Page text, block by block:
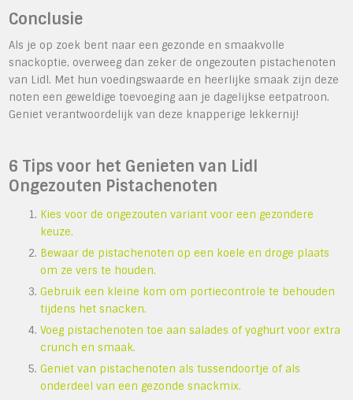
Conclusie
Als je op zoek bent naar een gezonde en smaakvolle
snackoptie, overweeg dan zeker de ongezouten pistachenoten
van Lidl. Met hun voedingswaarde en heerlijke smaak zijn deze
noten een geweldige toevoeging aan je dagelijkse eetpatroon.
Geniet verantwoordelijk van deze knapperige lekkernij!
6 Tips voor het Genieten van Lidl
Ongezouten Pistachenoten
Kies voor de ongezouten variant voor een gezondere
keuze.
Bewaar de pistachenoten op een koele en droge plaats
om ze vers te houden.
Gebruik een kleine kom om portiecontrole te behouden
tijdens het snacken.
Voeg pistachenoten toe aan salades of yoghurt voor extra
crunch en smaak.
Geniet van pistachenoten als tussendoortje of als
onderdeel van een gezonde snackmix.